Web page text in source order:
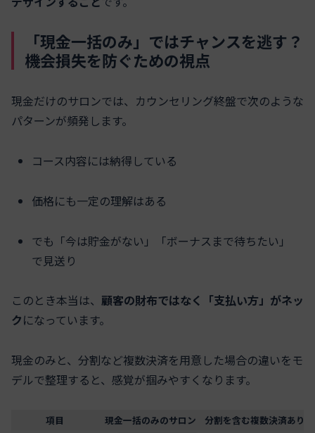
「現金一括のみ」ではチャンスを逃す？
機会損失を防ぐための視点
現金だけのサロンでは、カウンセリング終盤で次のような
パターンが頻発します。
コース内容には納得している
価格にも一定の理解はある
でも「今は貯金がない」「ボーナスまで待ちたい」
で見送り
このとき本当は、 顧客の財布ではなく「支払い方」がネッ
クになっています。
現金のみと、分割など複数決済を用意した場合の違いをモ
デルで整理すると、感覚が掴みやすくなります。
項目 現金一括のみのサロン
分割を含む複数決済あり